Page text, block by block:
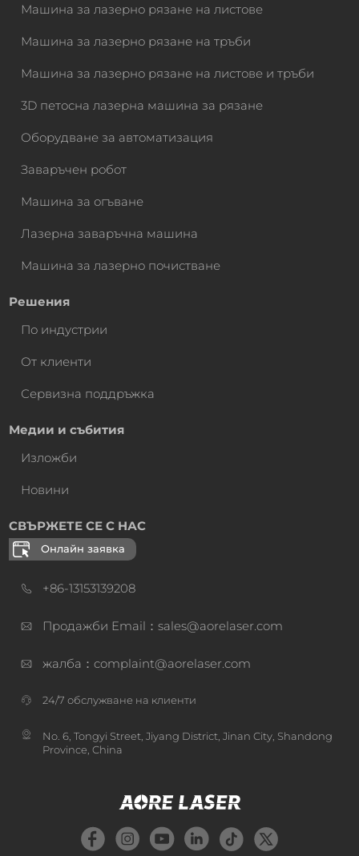
Машина за лазерно рязане на листове
Машина за лазерно рязане на тръби
Машина за лазерно рязане на листове и тръби
3D петосна лазерна машина за рязане
Оборудване за автоматизация
Заваръчен робот
Машина за огъване
Лазерна заваръчна машина
Машина за лазерно почистване
Решения
По индустрии
От клиенти
Сервизна поддръжка
Медии и събития
Изложби
Новини
СВЪРЖЕТЕ СЕ С НАС
Онлайн заявка
+86-13153139208
Продажби Email：sales@aorelaser.com
жалба：complaint@aorelaser.com
24/7 обслужване на клиенти
No. 6, Tongyi Street, Jiyang District, Jinan City, Shandong
Province, China